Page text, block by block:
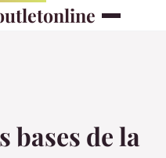
bases de la